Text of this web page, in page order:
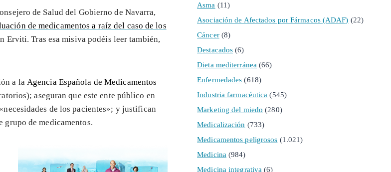
de Salud del Gobierno de Navarra,
de medicamentos a raíz del caso de los
Erviti. Tras esa misiva podéis leer también,
a la Agencia Española de Medicamentos
aseguran que este ente público en
de los pacientes»; y justifican
grupo de medicamentos.
Asma (11)
Asociación de Afectados por Fármacos (ADAF) (22)
Cáncer(8)
Destacados (6)
Dieta mediterránea (66)
Enfermedades (618)
Industria farmacéutica (545)
Marketing del miedo (280)
Medicalización (733)
Medicamentos peligrosos (1.021)
Medicina (984)
Medicina integrativa (6)